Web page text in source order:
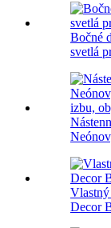
Bočné
svetlá
Decor